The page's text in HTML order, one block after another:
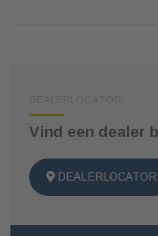
Vind een dealer
DEALERLOCATOR